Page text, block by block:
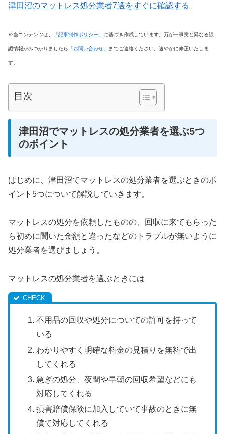
津田沼のマットレス処分業者7選をすぐに確認する
※当コンテンツは、 「記事制作ポリシー」 に基づき作成しています。万が一事実と異なる誤
認情報がみつかりましたら 「お問い合わせ」 までご連絡ください。速やかに修正いたしま
す。
目次
津田沼でマットレスの処分業者を選ぶ5つ
のポイント
はじめに、津田沼でマットレスの処分業者を選ぶときのポ
イント5つについて解説していきます。
マットレスの処分を依頼したものの、回収に来てもらった
ら初めに聞いた金額と違ったなどのトラブルが無いように
処分業者を選びましょう。
マットレスの処分業者を選ぶときには
不用品の回収や処分についての許可を持って
いる
わかりやすく明確な料金の見積りを無料で出
してくれる
急ぎの処分、夜間や早朝の回収希望などにも
対応してくれる
損害賠償保険に加入していて事故のときに無
償で対応してくれる